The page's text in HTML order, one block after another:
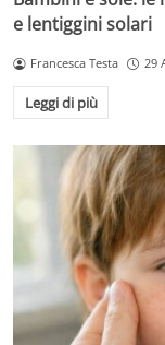
e lentiggini solari
Francesca Testa 29
Leggi di più